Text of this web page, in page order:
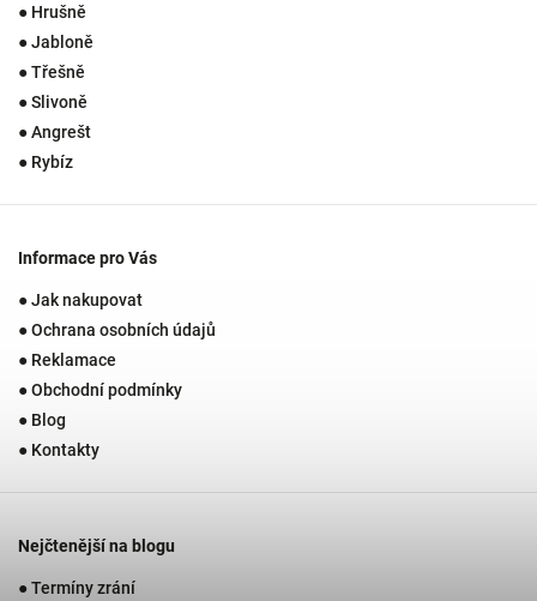
● Hrušně
● Jabloně
● Třešně
● Slivoně
● Angrešt
● Rybíz
Informace pro Vás
● Jak nakupovat
● Ochrana osobních údajů
● Reklamace
● Obchodní podmínky
● Blog
● Kontakty
Nejčtenější na blogu
● Termíny zrání